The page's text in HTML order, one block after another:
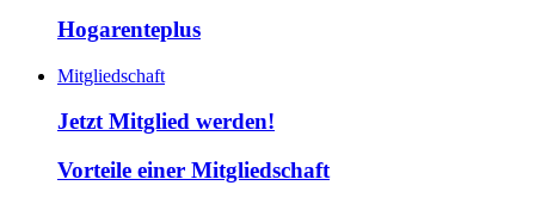
Hogarenteplus
Mitgliedschaft
Jetzt Mitglied werden!
Vorteile einer Mitgliedschaft